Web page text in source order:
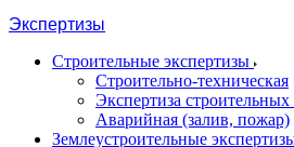
Экспертизы
Строительные экспертизы
Строительно-техническая
Экспертиза строительных
Аварийная (залив, пожар)
Землеустроительные